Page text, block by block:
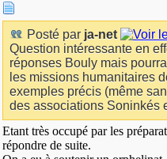
Posté par ja-net
Question intéressante en
réponses Bouly mais
les missions humanitaires
exemples précis (même
des associations Soninkés
Etant très occupé par les
répondre de suite.